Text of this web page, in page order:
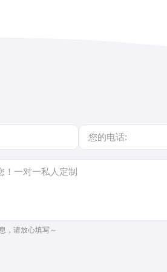
，请放心填写～